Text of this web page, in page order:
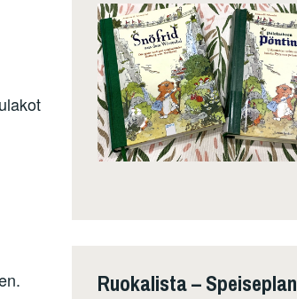
Ruokalista – Speiseplan